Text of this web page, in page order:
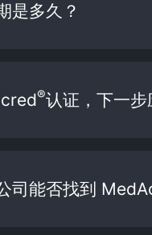
是多久？
®认证，下一步
司能否找到